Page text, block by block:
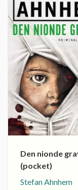
Den nionde
(pocket)
Stefan Ahnhem